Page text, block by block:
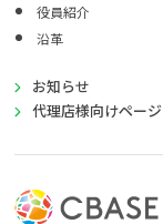
役員紹介
沿革
お知らせ
代理店様向けページ